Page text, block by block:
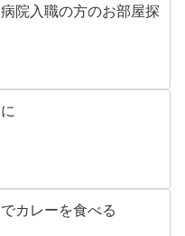
院入職の方のお部屋探
カレーを食べる